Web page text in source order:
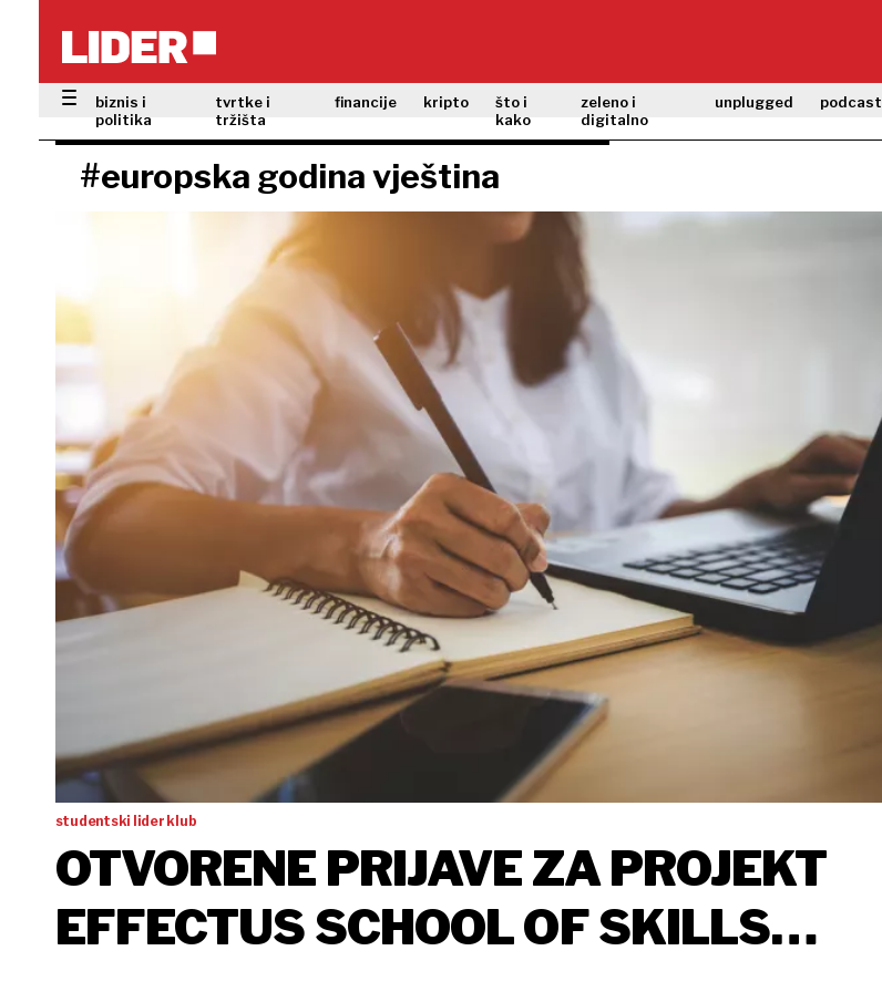
biznis i
politika
tvrtke i
tržišta
financije kripto
što i
kako
zeleno i
digitalno
unplugged podcast
#europska godina vještina
studentski lider klub
OTVORENE PRIJAVE ZA PROJEKT
EFFECTUS SCHOOL OF SKILLS